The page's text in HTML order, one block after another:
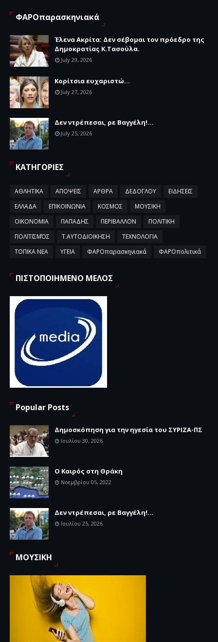
ΦΑΡΟπαρασκηνιακά
Έλενα Ακρίτα: Δεν σέβομαι τον πρόεδρο της
Δημοκρατίας Κ.Τασούλα.
July 29, 2026
Κορίτσια ευχαριστώ...
July 27, 2026
Δεν ντρέπεσαι, ρε Βαγγέλη!...
July 25, 2026
ΚΑΤΗΓΟΡΙΕΣ
ΑΘΛΗΤΙΚΑ ΑΠΟΨΕΙΣ ΑΡΘΡΑ ΔΕΔΟΓΛΟΥ
ΕΙΔΗΣΕΙΣ
ΕΛΛΑΔΑ
ΕΠΙΚΟΙΝΩΝΙΑ ΚΟΣΜΟΣ
ΜΟΥΣΙΚΗ
ΟΙΚΟΝΟΜΙΑ
ΠΑΠΑΔΗΣ ΠΕΡΙΒΑΛΛΟΝ
ΠΟΛΙΤΙΚΗ
ΠΟΛΙΤΙΣΜΌΣ
Τ.ΑΥΤΟΔΙΟΙΚΗΣΗ
ΤΕΧΝΟΛΟΓΙΑ
ΤΟΠΙΚΑ ΝΕΑ
ΥΓΕΙΑ ΦΑΡΟπαρασκηνιακά ΦΑΡΟπολιτικά
ΠΙΣΤΟΠΟΙΗΜΕΝΟ ΜΕΛΟΣ
Popular Posts
Δημοσκόπηση για την ηγεσία του ΣΥΡΙΖΑ-ΠΣ
Ιουλίου 30, 2026
Ο Καιρός στη Θράκη
Νοεμβρίου 05, 2022
Δεν ντρέπεσαι, ρε Βαγγέλη!...
Ιουλίου 25, 2026
ΜΟΥΣΙΚΗ